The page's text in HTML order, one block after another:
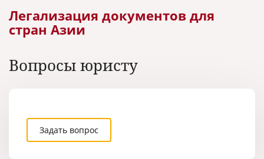
Легализация документов для
стран Азии
Вопросы юристу
Задать вопрос